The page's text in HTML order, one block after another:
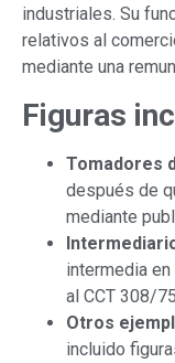
industriales. Su
relativos al
mediante una
Figuras
Tomadores
después de
mediante
intermedia
al CCT 308/
Otros
incluido